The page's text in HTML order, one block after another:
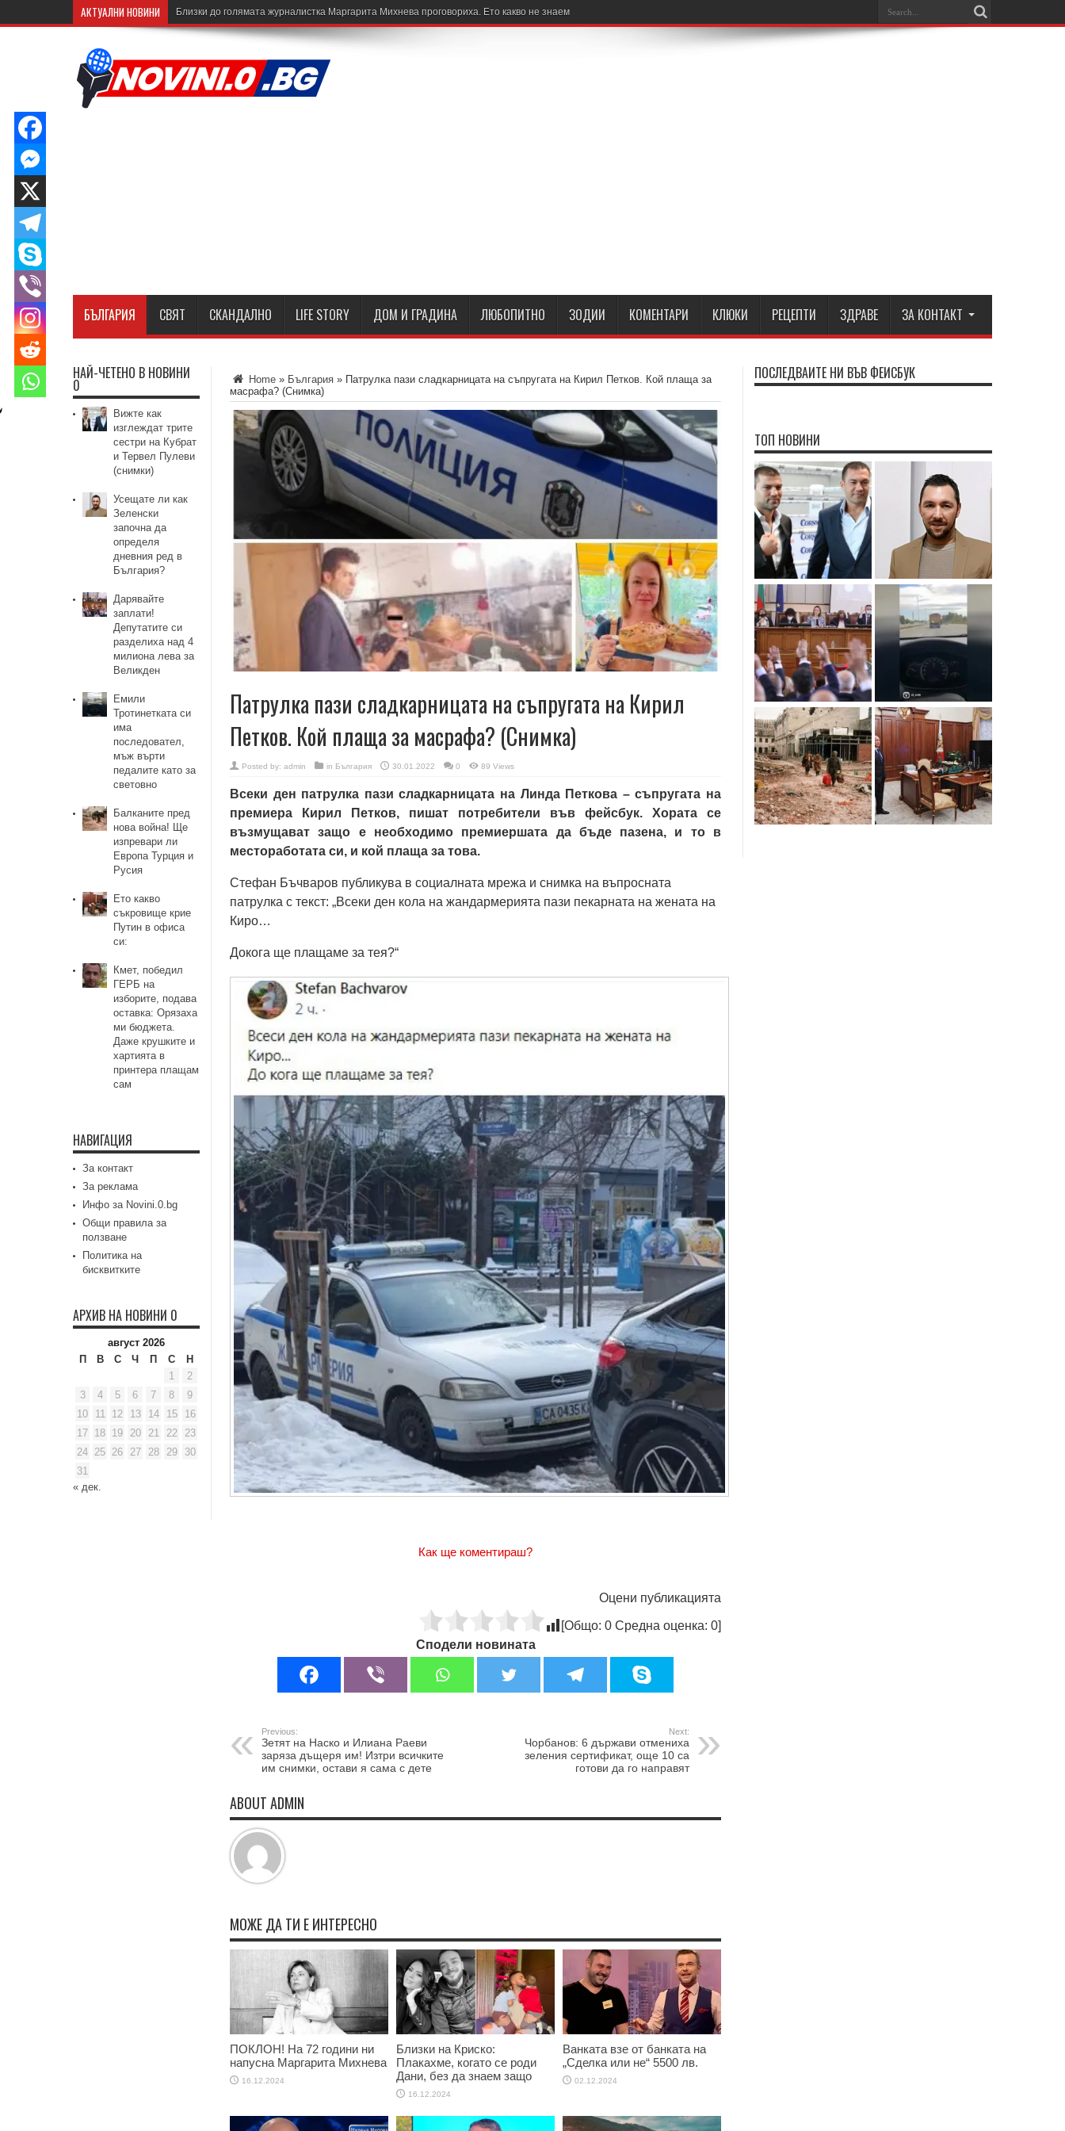
АКТУАЛНИ НОВИНИ Близки до голямата журналистка Маргарита Михнева проговориха. Ето какво не знаем
БЪЛГАРИЯ СВЯТ СКАНДАЛНО LIFE STORY ДОМ И ГРАДИНА ЛЮБОПИТНО ЗОДИИ КОМЕНТАРИ КЛЮКИ РЕЦЕПТИ ЗДРАВЕ ЗА КОНТАКТ
Home » България » Патрулка пази сладкарницата на съпругата на Кирил Петков. Кой плаща за
масрафа? (Снимка)
Патрулка пази сладкарницата на съпругата на Кирил
Петков. Кой плаща за масрафа? (Снимка)
Posted by: admin in България 30.01.2022 0 89 Views
Всеки ден патрулка пази сладкарницата на Линда Петкова – съпругата на
премиера Кирил Петков, пишат потребители във фейсбук. Хората се
възмущават защо е необходимо премиершата да бъде пазена, и то в
местоработата си, и кой плаща за това.
Стефан Бъчваров публикува в социалната мрежа и снимка на въпросната
патрулка с текст: „Всеки ден кола на жандармерията пази пекарната на жената на
Киро…
Докога ще плащаме за тея?“
Как ще коментираш?
Оцени публикацията
[Общо: 0 Средна оценка: 0]
Сподели новината
Previous:
Зетят на Наско и Илиана Раеви
заряза дъщеря им! Изтри всичките
им снимки, остави я сама с дете
Next:
Чорбанов: 6 държави отмениха
зеления сертификат, още 10 са
готови да го направят
ABOUT ADMIN
МОЖЕ ДА ТИ Е ИНТЕРЕСНО
ПОКЛОН! На 72 години ни
напусна Маргарита Михнева
16.12.2024
Близки на Криско:
Плакахме, когато се роди
Дани, без да знаем защо
16.12.2024
Ванката взе от банката на
„Сделка или не“ 5500 лв.
02.12.2024
НАЙ-ЧЕТЕНО В НОВИНИ
0
Вижте как
изглеждат трите
сестри на Кубрат
и Тервел Пулеви
(снимки)
Усещате ли как
Зеленски
започна да
определя
дневния ред в
България?
Дарявайте
заплати!
Депутатите си
разделиха над 4
милиона лева за
Великден
Емили
Тротинетката си
има
последовател,
мъж върти
педалите като за
световно
Балканите пред
нова война! Ще
изпревари ли
Европа Турция и
Русия
Ето какво
съкровище крие
Путин в офиса
си:
Кмет, победил
ГЕРБ на
изборите, подава
оставка: Орязаха
ми бюджета.
Даже крушките и
хартията в
принтера плащам
сам
НАВИГАЦИЯ
За контакт
За реклама
Инфо за Novini.0.bg
Общи правила за
ползване
Политика на
бисквитките
АРХИВ НА НОВИНИ 0
август 2026
П
В С Ч П С
Н
1
2
3
4 5 6 7 8
9
10
11 12 13 14 15
16
17 18 19 20 21 22
23
24 25 26 27 28 29
30
31
« дек.
ПОСЛЕДВАЙТЕ НИ ВЪВ ФЕЙСБУК
ТОП НОВИНИ